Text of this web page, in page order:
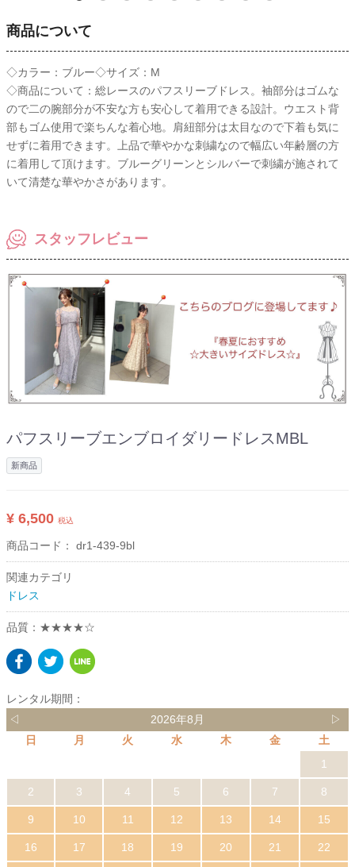
商品について
◇カラー：ブルー◇サイズ：M
◇商品について：総レースのパフスリーブドレス。袖部分はゴムな
ので二の腕部分が不安な方も安心して着用できる設計。ウエスト背
部もゴム使用で楽ちんな着心地。肩紐部分は太目なので下着も気に
せずに着用できます。上品で華やかな刺繍なので幅広い年齢層の方
に着用して頂けます。ブルーグリーンとシルバーで刺繍が施されて
いて清楚な華やかさがあります。
スタッフレビュー
パフスリーブエンブロイダリードレスMBL
新商品
¥ 6,500 税込
商品コード： dr1-439-9bl
関連カテゴリ
ドレス
品質：★★★★☆
レンタル期間：
◁
2026年8月
▷
日
月 火 水 木 金
土
1
2 3 4 5 6 7 8
9 10 11 12 13 14 15
16 17 18 19 20 21 22